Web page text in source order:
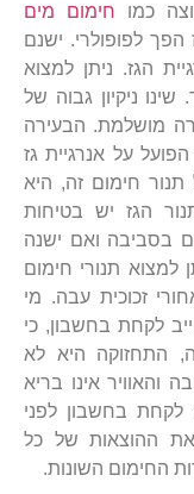
כמו חימום מים
לפופולרי. ישנם
הגז. ניתן למצוא
שינו ניקיון גבוה של
מושלמת. הבעירה
על אנרגיית גז
חימום זה, היא
הגז יש בטיחות
בסביבה ואם ישנה
תנורי חימום
זכוכית עבה. מי
לקחת בחשבון, כי
התחזוקה היא לא
והאוויר אינו בריא
לקחת בחשבון לפני
ההוצאות של כל
החימום השונות.